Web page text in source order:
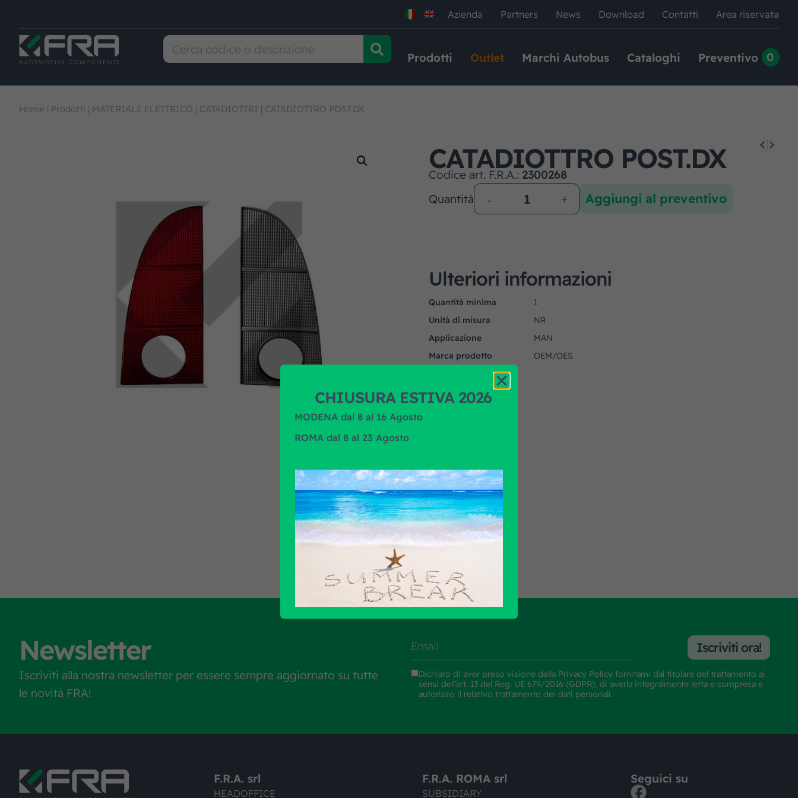
Azienda Partners News Download Contatti Area riservata
Prodotti Outlet Marchi Autobus Cataloghi Preventivo 0
Home | Prodotti | MATERIALE ELETTRICO | CATADIOTTRI | CATADIOTTRO POST.DX
CATADIOTTRO POST.DX
Codice art. F.R.A.: 2300268
Quantità
Aggiungi al preventivo
Ulteriori informazioni
Quantità minima
1
Unità di misura
NR
Applicazione
MAN
Marca prodotto
OEM/OES
Scopri tutti i prodotti
Newsletter
Iscriviti alla nostra newsletter per essere sempre aggiornato su tutte
le novità FRA!
Dichiaro di aver preso visione della Privacy Policy fornitami dal titolare del trattamento ai
sensi dell’art. 13 del Reg. UE 679/2016 (GDPR), di averla integralmente letta e compresa e
autorizzo il relativo trattamento dei dati personali.
Iscriviti ora!
F.R.A. srl
HEADOFFICE
F.R.A. ROMA srl
SUBSIDIARY
Seguici su
CHIUSURA ESTIVA 2026
MODENA dal 8 al 16 Agosto
ROMA dal 8 al 23 Agosto